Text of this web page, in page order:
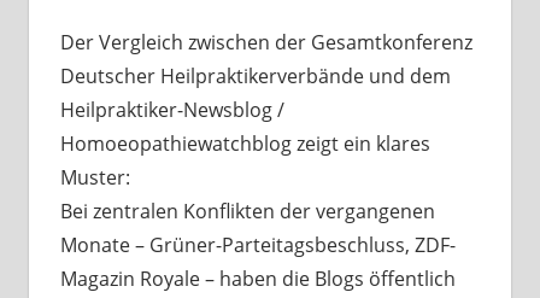
Der Vergleich zwischen der Gesamtkonferenz
Deutscher Heilpraktikerverbände und dem
Heilpraktiker-Newsblog /
Homoeopathiewatchblog zeigt ein klares
Muster:
Bei zentralen Konflikten der vergangenen
Monate – Grüner-Parteitagsbeschluss, ZDF-
Magazin Royale – haben die Blogs öffentlich